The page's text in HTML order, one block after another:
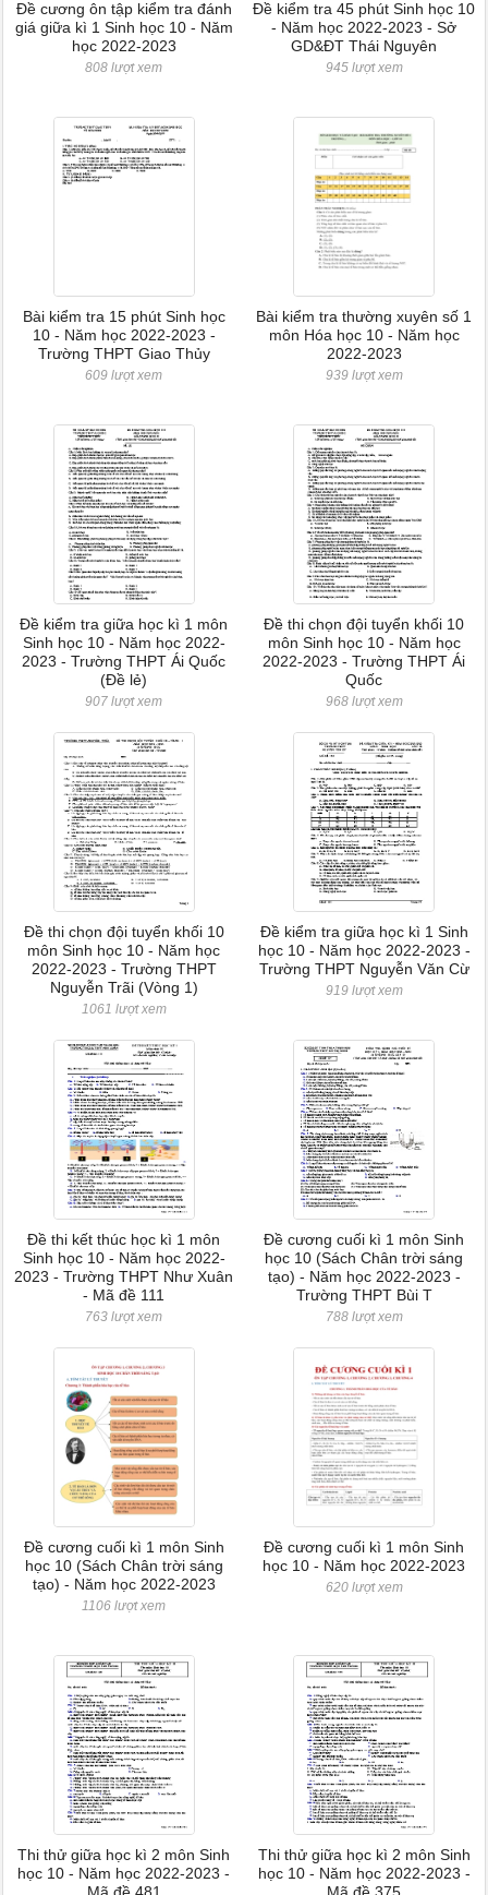
Đề cương ôn tập kiểm tra đánh
giá giữa kì 1 Sinh học 10 - Năm
học 2022-2023
808 lượt xem
Đề kiểm tra 45 phút Sinh học 10
- Năm học 2022-2023 - Sở
GD&ĐT Thái Nguyên
945 lượt xem
Bài kiểm tra 15 phút Sinh học
10 - Năm học 2022-2023 -
Trường THPT Giao Thủy
609 lượt xem
Bài kiểm tra thường xuyên số 1
môn Hóa học 10 - Năm học
2022-2023
939 lượt xem
Đề kiểm tra giữa học kì 1 môn
Sinh học 10 - Năm học 2022-
2023 - Trường THPT Ái Quốc
(Đề lẻ)
907 lượt xem
Đề thi chọn đội tuyển khối 10
môn Sinh học 10 - Năm học
2022-2023 - Trường THPT Ái
Quốc
968 lượt xem
Đề thi chọn đội tuyển khối 10
môn Sinh học 10 - Năm học
2022-2023 - Trường THPT
Nguyễn Trãi (Vòng 1)
1061 lượt xem
Đề kiểm tra giữa học kì 1 Sinh
học 10 - Năm học 2022-2023 -
Trường THPT Nguyễn Văn Cừ
919 lượt xem
Đề thi kết thúc học kì 1 môn
Sinh học 10 - Năm học 2022-
2023 - Trường THPT Như Xuân
- Mã đề 111
763 lượt xem
Đề cương cuối kì 1 môn Sinh
học 10 (Sách Chân trời sáng
tạo) - Năm học 2022-2023 -
Trường THPT Bùi T
788 lượt xem
Đề cương cuối kì 1 môn Sinh
học 10 (Sách Chân trời sáng
tạo) - Năm học 2022-2023
1106 lượt xem
Đề cương cuối kì 1 môn Sinh
học 10 - Năm học 2022-2023
620 lượt xem
Thi thử giữa học kì 2 môn Sinh
học 10 - Năm học 2022-2023 -
Thi thử giữa học kì 2 môn Sinh
học 10 - Năm học 2022-2023 -